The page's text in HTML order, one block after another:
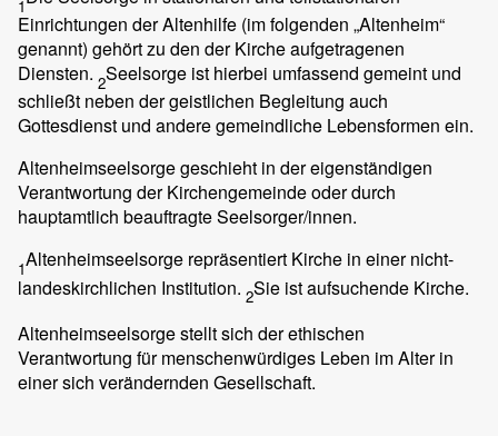
1
Einrichtungen der Altenhilfe (im folgenden „Altenheim“
genannt) gehört zu den der Kirche aufgetragenen
Diensten. 2Seelsorge ist hierbei umfassend gemeint und
schließt neben der geistlichen Begleitung auch
Gottesdienst und andere gemeindliche Lebensformen ein.
Altenheimseelsorge geschieht in der eigenständigen
Verantwortung der Kirchengemeinde oder durch
hauptamtlich beauftragte Seelsorger/innen.
1Altenheimseelsorge repräsentiert Kirche in einer nicht-
landeskirchlichen Institution. 2Sie ist aufsuchende Kirche.
Altenheimseelsorge stellt sich der ethischen
Verantwortung für menschenwürdiges Leben im Alter in
einer sich verändernden Gesellschaft.